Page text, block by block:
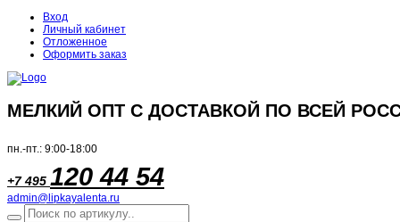
Вход
Личный кабинет
Отложенное
Оформить заказ
МЕЛКИЙ ОПТ С ДОСТАВКОЙ ПО ВСЕЙ
пн.-пт.: 9:00-18:00
+7 495 120 44 54
admin@lipkayalenta.ru